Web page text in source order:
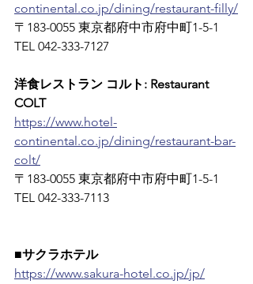
continental.co.jp/dining/restaurant-filly/
〒183-0055 東京都府中市府中町1-5-1
TEL 042-333-7127
洋食レストラン コルト: Restaurant
COLT
https://www.hotel-
continental.co.jp/dining/restaurant-bar-
colt/
〒183-0055 東京都府中市府中町1-5-1
TEL 042-333-7113
■サクラホテル
https://www.sakura-hotel.co.jp/jp/